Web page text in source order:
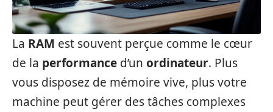
La RAM est souvent perçue comme le cœur
de la performance d’un ordinateur. Plus
vous disposez de mémoire vive, plus votre
machine peut gérer des tâches complexes